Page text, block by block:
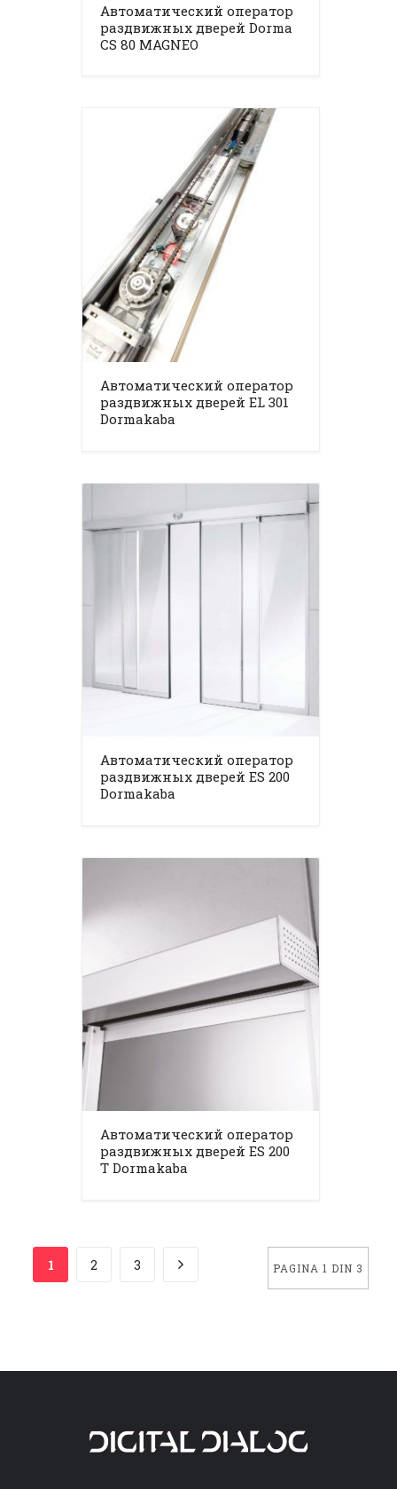
Автоматический оператор
раздвижных дверей Dorma
CS 80 MAGNEO
Автоматический оператор
раздвижных дверей EL 301
Dormakaba
Автоматический оператор
раздвижных дверей ES 200
Dormakaba
Автоматический оператор
раздвижных дверей ES 200
T Dormakaba
PAGINA 1 DIN 3
1 2 3